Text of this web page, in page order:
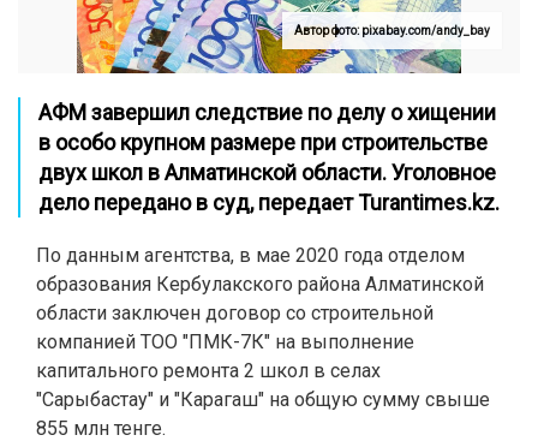
Автор фото: pixabay.com/andy_bay
АФМ завершил следствие по делу о хищении
в особо крупном размере при строительстве
двух школ в Алматинской области. Уголовное
дело передано в суд, передаетTurantimes.kz.
По данным агентства, в мае 2020 года отделом
образования Кербулакского района Алматинской
области заключен договор со строительной
компанией ТОО "ПМК-7К" на выполнение
капитального ремонта 2 школ в селах
"Сарыбастау" и "Карагаш" на общую сумму свыше
855 млн тенге.